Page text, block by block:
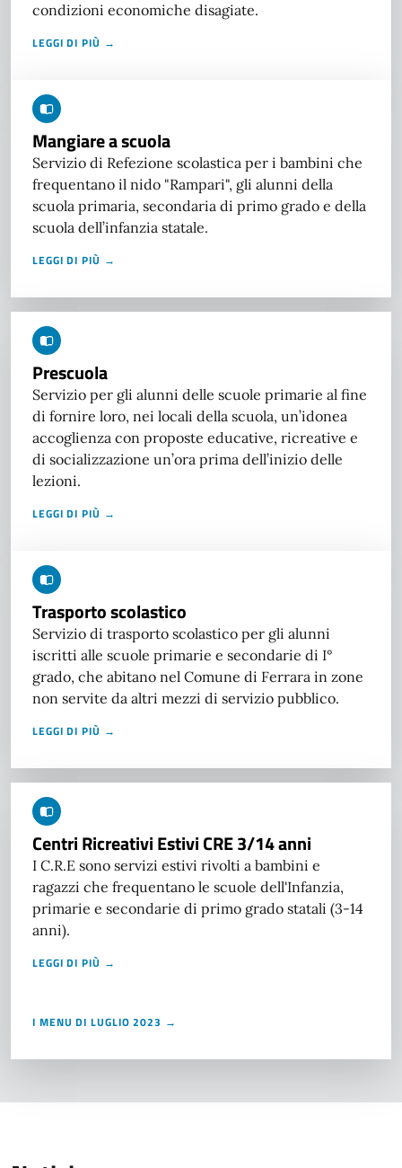
condizioni economiche disagiate.
LEGGI DI PIÙ →
Mangiare a scuola
Servizio di Refezione scolastica per i bambini che
frequentano il nido "Rampari", gli alunni della
scuola primaria, secondaria di primo grado e della
scuola dell’infanzia statale.
LEGGI DI PIÙ →
Prescuola
Servizio per gli alunni delle scuole primarie al fine
di fornire loro, nei locali della scuola, un’idonea
accoglienza con proposte educative, ricreative e
di socializzazione un’ora prima dell’inizio delle
lezioni.
LEGGI DI PIÙ →
Trasporto scolastico
Servizio di trasporto scolastico per gli alunni
iscritti alle scuole primarie e secondarie di I°
grado, che abitano nel Comune di Ferrara in zone
non servite da altri mezzi di servizio pubblico.
LEGGI DI PIÙ →
Centri Ricreativi Estivi CRE 3/14 anni
I C.R.E sono servizi estivi rivolti a bambini e
ragazzi che frequentano le scuole dell'Infanzia,
primarie e secondarie di primo grado statali (3-14
anni).
LEGGI DI PIÙ →
I MENU DI LUGLIO 2023 →